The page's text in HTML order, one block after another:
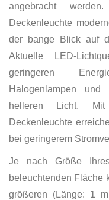
angebracht
Deckenleuchte
der bange Blick auf
Aktuelle LED-
geringeren
Halogenlampen
helleren Licht.
Deckenleuchte
bei geringerem
Je nach Größe
beleuchtenden Fläche
größeren (Länge: 1